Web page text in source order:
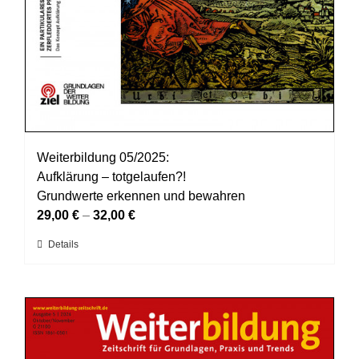
Weiterbildung 05/2025:
Aufklärung – totgelaufen?!
Grundwerte erkennen und bewahren
29,00 € – 32,00 €
Dieses
mehrere
Varianten
Details